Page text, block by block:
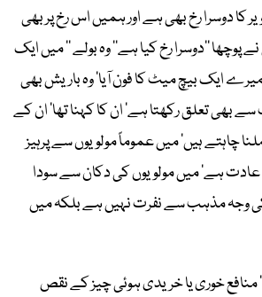
دوسرا رخ بھی ہے اور ہمیں اس رخ پر بھی
پوچھا ’’دوسرا رخ کیا ہے‘‘ وہ بولے ’’ میں ایک
میرے ایک بیچ میٹ کا فون آیا‘ وہ باریش بھی
بھی تعلق رکھتا ہے‘ ان کا کہنا تھا‘ ان کے
ہیں‘ میں عموماً مولویوں سے پرہیز
عادت ہے‘ میں مولویوں کی دکان سے سودا
وجہ مذہب سے نفرت نہیں ہے بلکہ میں
منافع خوری یا خریدی ہوئی چیز کے نقص